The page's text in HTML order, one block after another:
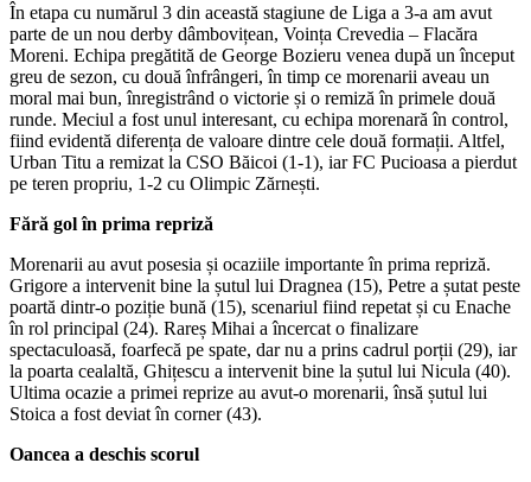
În etapa cu numărul 3 din această stagiune de Liga a 3-a am avut
parte de un nou derby dâmbovițean, Voința Crevedia – Flacăra
Moreni. Echipa pregătită de George Bozieru venea după un început
greu de sezon, cu două înfrângeri, în timp ce morenarii aveau un
moral mai bun, înregistrând o victorie și o remiză în primele două
runde. Meciul a fost unul interesant, cu echipa morenară în control,
fiind evidentă diferența de valoare dintre cele două formații. Altfel,
Urban Titu a remizat la CSO Băicoi (1-1), iar FC Pucioasa a pierdut
pe teren propriu, 1-2 cu Olimpic Zărnești.
Fără gol în prima repriză
Morenarii au avut posesia și ocaziile importante în prima repriză.
Grigore a intervenit bine la șutul lui Dragnea (15), Petre a șutat peste
poartă dintr-o poziție bună (15), scenariul fiind repetat și cu Enache
în rol principal (24). Rareș Mihai a încercat o finalizare
spectaculoasă, foarfecă pe spate, dar nu a prins cadrul porții (29), iar
la poarta cealaltă, Ghițescu a intervenit bine la șutul lui Nicula (40).
Ultima ocazie a primei reprize au avut-o morenarii, însă șutul lui
Stoica a fost deviat în corner (43).
Oancea a deschis scorul